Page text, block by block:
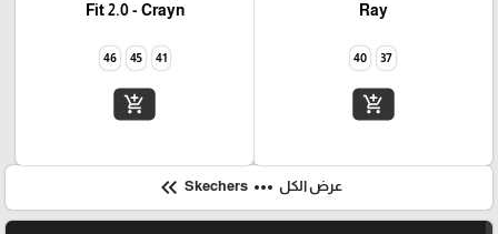
Ray
37
40
add_shopping_cart
Fit 2.0 - Crayn
41
45
46
add_shopping_cart
عرض الكل more_horiz
keyboard_double_arrow_left